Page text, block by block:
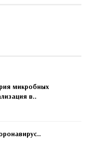
микробных
в..